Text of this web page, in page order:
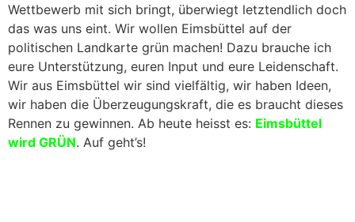
Wettbewerb mit sich bringt, überwiegt letztendlich doch
das was uns eint. Wir wollen Eimsbüttel auf der
politischen Landkarte grün machen! Dazu brauche ich
eure Unterstützung, euren Input und eure Leidenschaft.
Wir aus Eimsbüttel wir sind vielfältig, wir haben Ideen,
wir haben die Überzeugungskraft, die es braucht dieses
Rennen zu gewinnen. Ab heute heisst es: Eimsbüttel
wird GRÜN. Auf geht’s!